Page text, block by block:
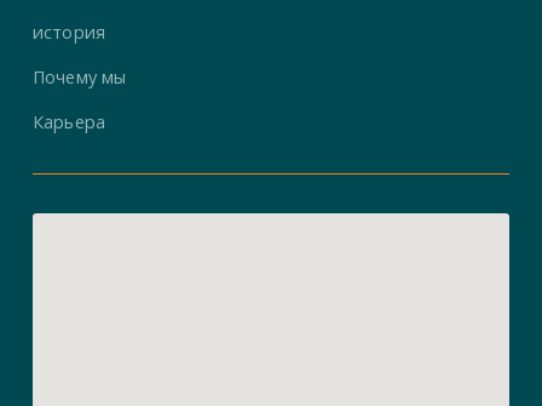
история
Почему мы
Карьера